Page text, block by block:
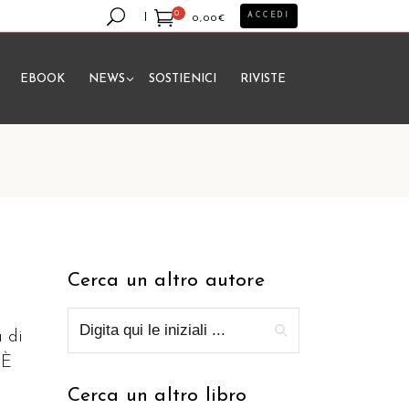
0
0,00€
prodotto nel carrello.
ACCEDI
EBOOK NEWS SOSTIENICI RIVISTE
di
Cerca un altro autore
Cerca un altro libro